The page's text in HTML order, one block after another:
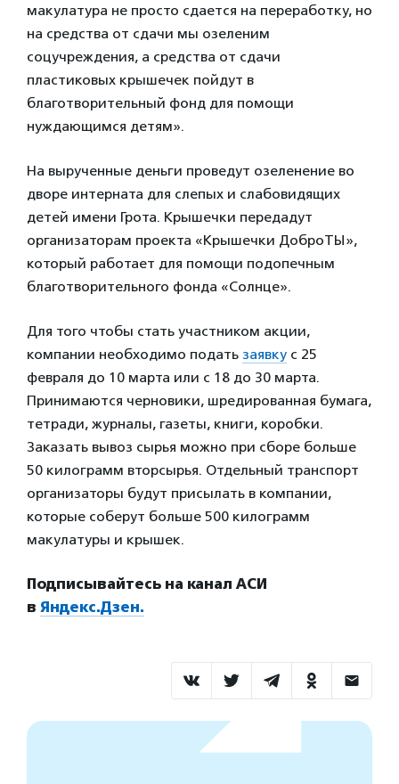
макулатура не просто сдается на переработку, но
на средства от сдачи мы озеленим
соцучреждения, а средства от сдачи
пластиковых крышечек пойдут в
благотворительный фонд для помощи
нуждающимся детям».
На вырученные деньги проведут озеленение во
дворе интерната для слепых и слабовидящих
детей имени Грота. Крышечки передадут
организаторам проекта «Крышечки ДоброТЫ»,
который работает для помощи подопечным
благотворительного фонда «Солнце».
Для того чтобы стать участником акции,
компании необходимо подать заявку с 25
февраля до 10 марта или с 18 до 30 марта.
Принимаются черновики, шредированная бумага,
тетради, журналы, газеты, книги, коробки.
Заказать вывоз сырья можно при сборе больше
50 килограмм вторсырья. Отдельный транспорт
организаторы будут присылать в компании,
которые соберут больше 500 килограмм
макулатуры и крышек.
Подписывайтесь на канал АСИ
в Яндекс.Дзен.